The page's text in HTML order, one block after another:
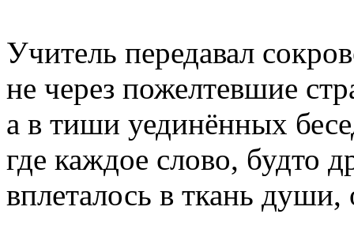
Учитель передавал
не через пожелтевшие
а в тиши уединённых
где каждое слово, будто
вплеталось в ткань души,